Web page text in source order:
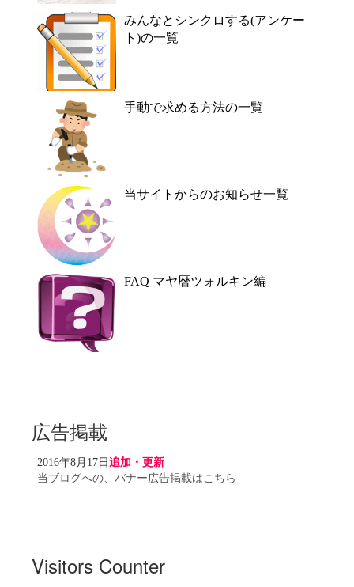
みんなとシンクロする(アンケー
ト)の一覧
手動で求める方法の一覧
当サイトからのお知らせ一覧
FAQ マヤ暦ツォルキン編
広告掲載
2016年8月17日追加・更新
当ブログへの、バナー広告掲載はこちら
Visitors Counter